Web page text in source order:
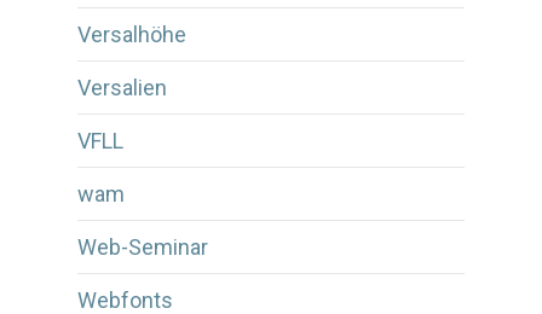
Versalhöhe
Versalien
VFLL
wam
Web-Seminar
Webfonts